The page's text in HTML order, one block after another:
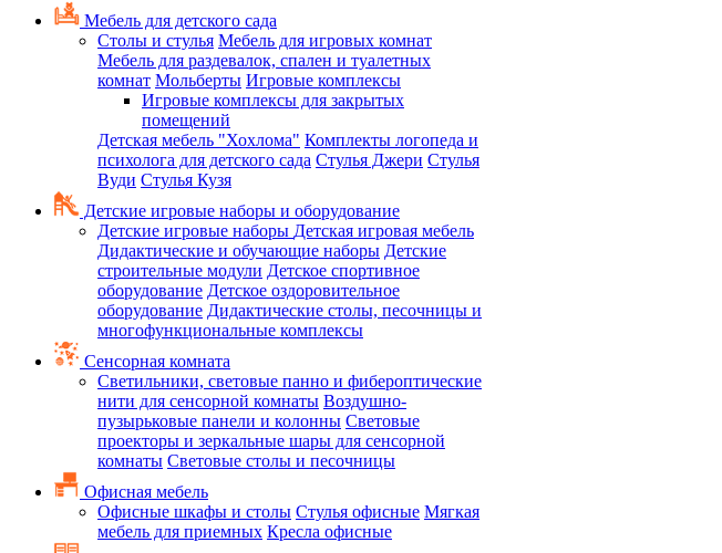
Мебель для детского сада
Столы и стулья Мебель для игровых комнат
Мебель для раздевалок, спален и туалетных
комнат Мольберты Игровые комплексы
Игровые комплексы для закрытых
помещений
Детская мебель "Хохлома" Комплекты логопеда и
психолога для детского сада Стулья Джери Стулья
Вуди Стулья Кузя
Детские игровые наборы и оборудование
Детские игровые наборы Детская игровая мебель
Дидактические и обучающие наборы Детские
строительные модули Детское спортивное
оборудование Детское оздоровительное
оборудование Дидактические столы, песочницы и
многофункциональные комплексы
Сенсорная комната
Светильники, световые панно и фибероптические
нити для сенсорной комнаты Воздушно-
пузырьковые панели и колонны Световые
проекторы и зеркальные шары для сенсорной
комнаты Световые столы и песочницы
Офисная мебель
Офисные шкафы и столы Стулья офисные Мягкая
мебель для приемных Кресла офисные